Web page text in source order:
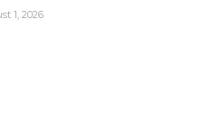
1, 2026